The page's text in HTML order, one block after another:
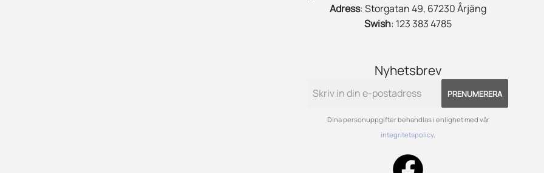
Adress: Storgatan 49, 67230 Årjäng
Swish: 123 383 4785
Nyhetsbrev
PRENUMERERA
Dina personuppgifter behandlas i enlighet med vår
integritetspolicy.